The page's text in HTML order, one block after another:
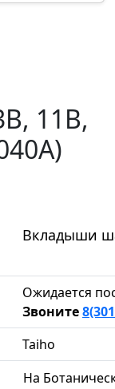
11B,
Вкладыши
Ожидается
Звоните
Taiho
На